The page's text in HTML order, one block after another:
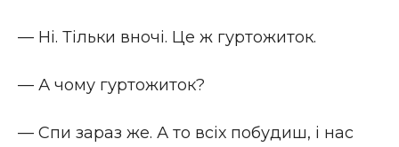
— Ні. Тільки вночі. Це ж гуртожиток.
— А чому гуртожиток?
— Спи зараз же. А то всіх побудиш, і нас